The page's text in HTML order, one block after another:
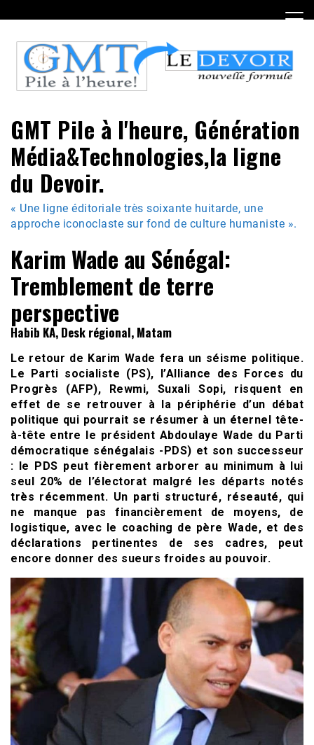
to
content
GMT Pile à l'heure, Génération
Média&Technologies,la ligne
du Devoir.
« Une ligne éditoriale très soixante huitarde, une
approche iconoclaste sur fond de culture humaniste ».
Karim Wade au Sénégal:
Tremblement de terre
perspective
Habib KA, Desk régional, Matam
Le retour de Karim Wade fera un séisme politique.
Le Parti socialiste (PS), l’Alliance des Forces du
Progrès (AFP), Rewmi, Suxali Sopi, risquent en
effet de se retrouver à la périphérie d’un débat
politique qui pourrait se résumer à un éternel tête-
à-tête entre le président Abdoulaye Wade du Parti
démocratique sénégalais -PDS) et son successeur
: le PDS peut fièrement arborer au minimum à lui
seul 20% de l’électorat malgré les départs notés
très récemment. Un parti structuré, réseauté, qui
ne manque pas financièrement de moyens, de
logistique, avec le coaching de père Wade, et des
déclarations pertinentes de ses cadres, peut
encore donner des sueurs froides au pouvoir.